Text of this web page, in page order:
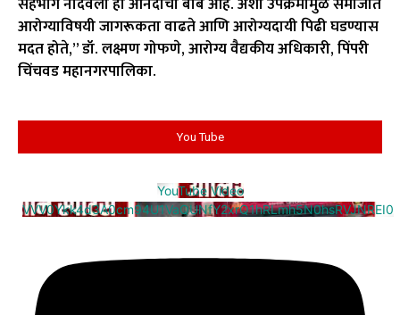
आरोग्याविषयी जागरूकता वाढते आणि आरोग्यदायी पिढी घडण्यास
मदत होते,” डॉ. लक्ष्मण गोफणे, आरोग्य वैद्यकीय अधिकारी, पिंपरी
चिंचवड महानगरपालिका.
You Tube
YouTube Video
VVV0Ykk4d3A0cm94U1VaQUNfY2xrQ1hRLmh5N0hsRVJNREI0